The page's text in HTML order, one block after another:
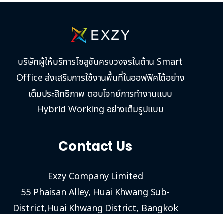
บริษัทผู้ให้บริการโซลูชันครบวงจรในด้าน Smart
Office ส่งเสริมการใช้งานพื้นที่ในออฟฟิศได้อย่าง
เต็มประสิทธิภาพ ตอบโจทย์การทำงานแบบ
Hybrid Working อย่างเต็มรูปแบบ
Contact Us
Exzy Company Limited
55 Phaisan Alley, Huai Khwang Sub-
District,Huai Khwang District, Bangkok